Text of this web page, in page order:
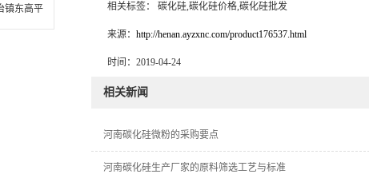
镇东高平
相关标签： 碳化硅,碳化硅价格,碳化硅批发
来源： http://henan.ayzxnc.com/product176537.html
时间：2019-04-24
相关新闻
河南碳化硅微粉的采购要点
河南碳化硅生产厂家的原料筛选工艺与标准